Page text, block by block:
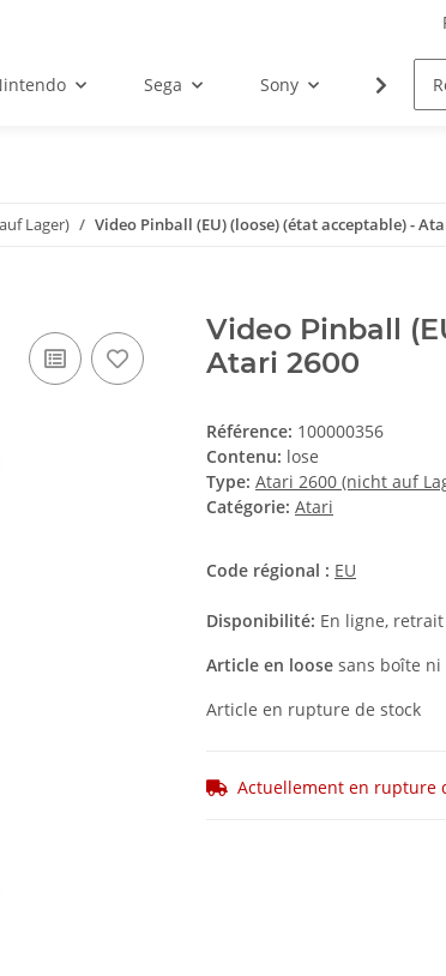
Sega Sony
Lager) Video Pinball (EU) (loose) (état acceptable) -
Video Pinball
Atari 2600
Référence: 100000356
Contenu: lose
Type: Atari 2600 (nicht auf
Catégorie: Atari
Code régional : EU
Disponibilité: En ligne,
Article en loose sans boîte ni
Article en rupture de stock
Actuellement en rupture